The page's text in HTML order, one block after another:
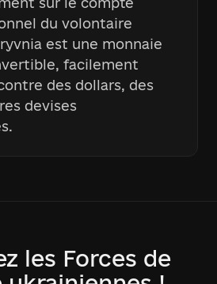
du volontaire
est une monnaie
facilement
des dollars, des
devises
les Forces de